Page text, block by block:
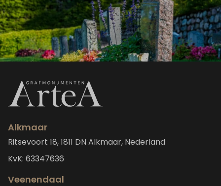
Alkmaar
Ritsevoort 18, 1811 DN Alkmaar, Nederland
KvK: 63347636
Veenendaal